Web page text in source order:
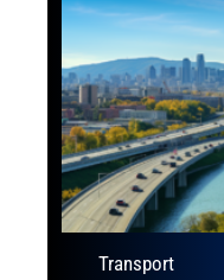
Transport